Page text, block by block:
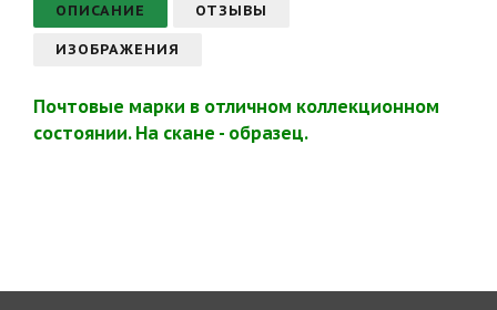
ОПИСАНИЕ ОТЗЫВЫ
ИЗОБРАЖЕНИЯ
Почтовые марки в отличном коллекционном
состоянии. На скане - образец.